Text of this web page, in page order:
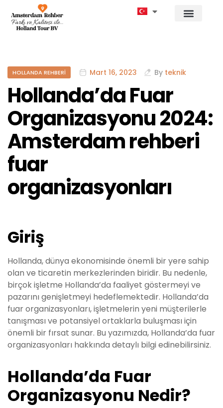
HOLLANDA REHBERI Mart 16, 2023 By teknik
Hollanda’da Fuar
Organizasyonu 2024:
Amsterdam rehberi
fuar
organizasyonları
Giriş
Hollanda, dünya ekonomisinde önemli bir yere sahip
olan ve ticaretin merkezlerinden biridir. Bu nedenle,
birçok işletme Hollanda’da faaliyet göstermeyi ve
pazarını genişletmeyi hedeflemektedir. Hollanda’da
fuar organizasyonları, işletmelerin yeni müşterilerle
tanışması ve potansiyel ortaklarla buluşması için
önemli bir fırsat sunar. Bu yazımızda, Hollanda’da fuar
organizasyonları hakkında detaylı bilgi edinebilirsiniz.
Hollanda’da Fuar
Organizasyonu Nedir?